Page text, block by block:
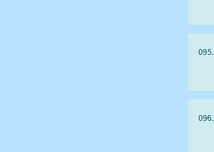
095.
096.